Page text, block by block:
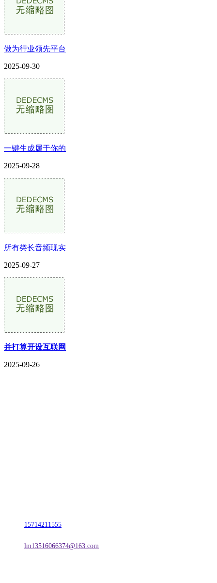
做为行业领先平台
2025-09-30
一键生成属于你的
2025-09-28
所有类长音频现实
2025-09-27
并打算开设互联网
2025-09-26
15714211555
lm13516066374@163.com